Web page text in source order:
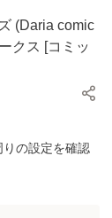
(Daria comic
クス [コミッ
の設定を確認